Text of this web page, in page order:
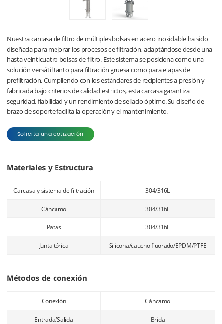
Nuestra carcasa de filtro de múltiples bolsas en acero inoxidable ha sido
diseñada para mejorar los procesos de filtración, adaptándose desde una
hasta veinticuatro bolsas de filtro. Este sistema se posiciona como una
solución versátil tanto para filtración gruesa como para etapas de
prefiltración. Cumpliendo con los estándares de recipientes a presión y
fabricada bajo criterios de calidad estrictos, esta carcasa garantiza
seguridad, fiabilidad y un rendimiento de sellado óptimo. Su diseño de
brazo de soporte facilita la operación y el mantenimiento.
Solicita una cotización
Materiales y Estructura
Carcasa y sistema de filtración 304/316L
Cáncamo 304/316L
Patas 304/316L
Junta tórica Silicona/caucho fluorado/EPDM/PTFE
Métodos de conexión
Conexión Cáncamo
Entrada/Salida Brida